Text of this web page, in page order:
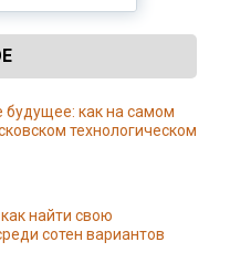
будущее: как на самом
технологическом
найти свою
сотен вариантов